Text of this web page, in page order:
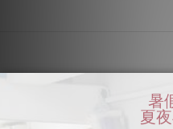
Moon